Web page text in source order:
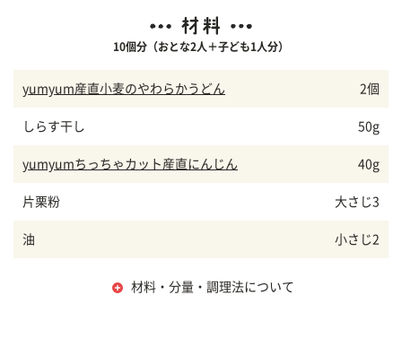
10個分（おとな2人＋子ども1人分）
yumyum産直小麦のやわらかうどん 2個
しらす干し 50g
yumyumちっちゃカット産直にんじん 40g
片栗粉 大さじ3
油 小さじ2
材料・分量・調理法について